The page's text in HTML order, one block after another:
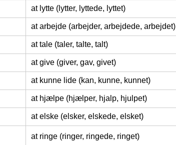
at lytte (lytter, lyttede, lyttet)
at arbejde (arbejder, arbejdede, arbejdet)
at tale (taler, talte, talt)
at give (giver, gav, givet)
at kunne lide (kan, kunne, kunnet)
at hjælpe (hjælper, hjalp, hjulpet)
at elske (elsker, elskede, elsket)
at ringe (ringer, ringede, ringet)